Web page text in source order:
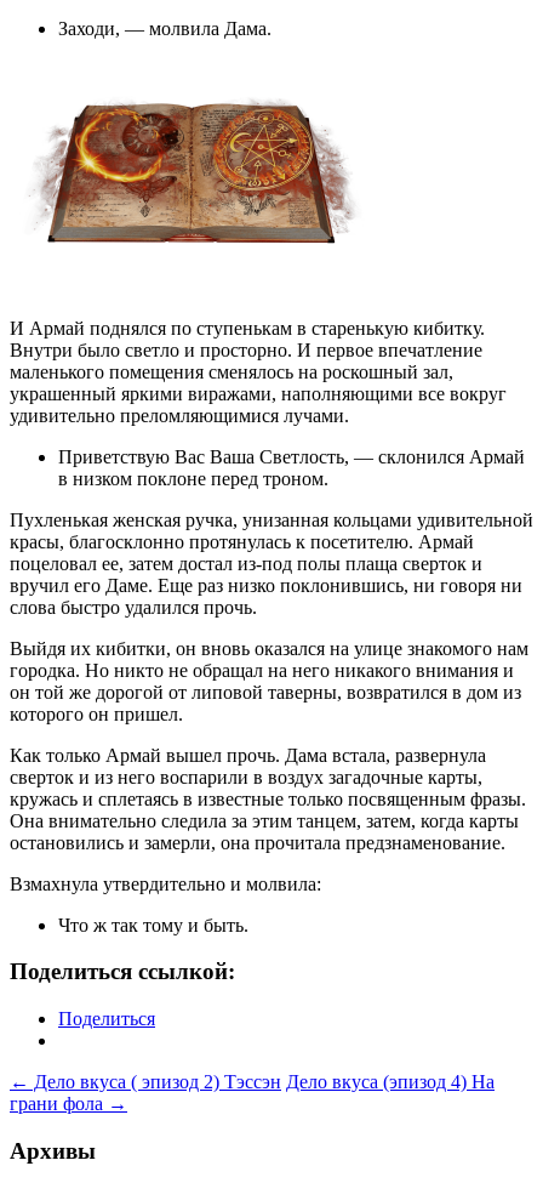
Заходи, — молвила Дама.
И Армай поднялся по ступенькам в старенькую кибитку.
Внутри было светло и просторно. И первое впечатление
маленького помещения сменялось на роскошный зал,
украшенный яркими виражами, наполняющими все вокруг
удивительно преломляющимися лучами.
Приветствую Вас Ваша Светлость, — склонился Армай
в низком поклоне перед троном.
Пухленькая женская ручка, унизанная кольцами удивительной
красы, благосклонно протянулась к посетителю. Армай
поцеловал ее, затем достал из-под полы плаща сверток и
вручил его Даме. Еще раз низко поклонившись, ни говоря ни
слова быстро удалился прочь.
Выйдя их кибитки, он вновь оказался на улице знакомого нам
городка. Но никто не обращал на него никакого внимания и
он той же дорогой от липовой таверны, возвратился в дом из
которого он пришел.
Как только Армай вышел прочь. Дама встала, развернула
сверток и из него воспарили в воздух загадочные карты,
кружась и сплетаясь в известные только посвященным фразы.
Она внимательно следила за этим танцем, затем, когда карты
остановились и замерли, она прочитала предзнаменование.
Взмахнула утвердительно и молвила:
Что ж так тому и быть.
Поделиться ссылкой:
Поделиться
Навигация
по
записям
← Дело вкуса ( эпизод 2) Тэссэн Дело вкуса (эпизод 4) На
грани фола →
Архивы